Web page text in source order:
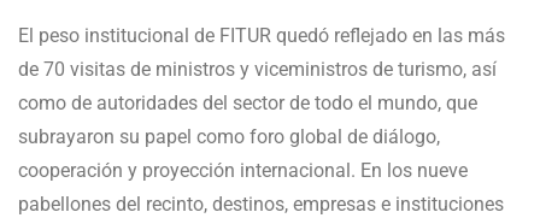
El peso institucional de FITUR quedó reflejado en las más
de 70 visitas de ministros y viceministros de turismo, así
como de autoridades del sector de todo el mundo, que
subrayaron su papel como foro global de diálogo,
cooperación y proyección internacional. En los nueve
pabellones del recinto, destinos, empresas e instituciones